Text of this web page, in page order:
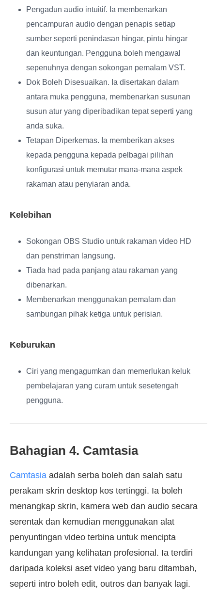
Pengadun audio intuitif. Ia membenarkan
pencampuran audio dengan penapis setiap
sumber seperti penindasan hingar, pintu hingar
dan keuntungan. Pengguna boleh mengawal
sepenuhnya dengan sokongan pemalam VST.
Dok Boleh Disesuaikan. Ia disertakan dalam
antara muka pengguna, membenarkan susunan
susun atur yang diperibadikan tepat seperti yang
anda suka.
Tetapan Diperkemas. Ia memberikan akses
kepada pengguna kepada pelbagai pilihan
konfigurasi untuk memutar mana-mana aspek
rakaman atau penyiaran anda.
Kelebihan
Sokongan OBS Studio untuk rakaman video HD
dan penstriman langsung.
Tiada had pada panjang atau rakaman yang
dibenarkan.
Membenarkan menggunakan pemalam dan
sambungan pihak ketiga untuk perisian.
Keburukan
Ciri yang mengagumkan dan memerlukan keluk
pembelajaran yang curam untuk sesetengah
pengguna.
Bahagian 4. Camtasia
Camtasia adalah serba boleh dan salah satu
perakam skrin desktop kos tertinggi. Ia boleh
menangkap skrin, kamera web dan audio secara
serentak dan kemudian menggunakan alat
penyuntingan video terbina untuk mencipta
kandungan yang kelihatan profesional. Ia terdiri
daripada koleksi aset video yang baru ditambah,
seperti intro boleh edit, outros dan banyak lagi.